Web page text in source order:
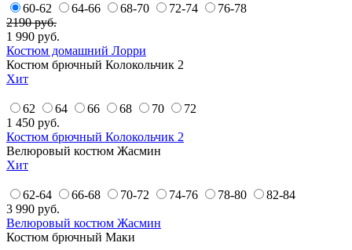
60-62 64-66 68-70 72-74
76-78
2190 руб.
1 990 руб.
Костюм домашний Лорри
Костюм брючный Колокольчик 2
Хит
62 64 66 68 70
72
1 450 руб.
Костюм брючный Колокольчик 2
Велюровый костюм Жасмин
Хит
62-64 66-68 70-72 74-76 78-80
82-84
3 990 руб.
Велюровый костюм Жасмин
Костюм брючный Маки